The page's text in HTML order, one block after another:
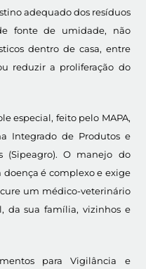
adequado dos resíduos
fonte de umidade, não
dentro de casa, entre
reduzir a proliferação do
especial, feito pelo MAPA,
Integrado de Produtos e
(Sipeagro). O manejo do
é complexo e exige
um médico-veterinário
da sua família, vizinhos e
para Vigilância e